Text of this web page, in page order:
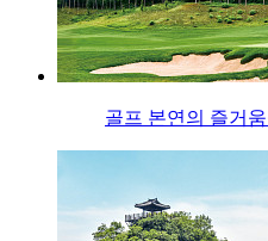
골프 본연의 즐거